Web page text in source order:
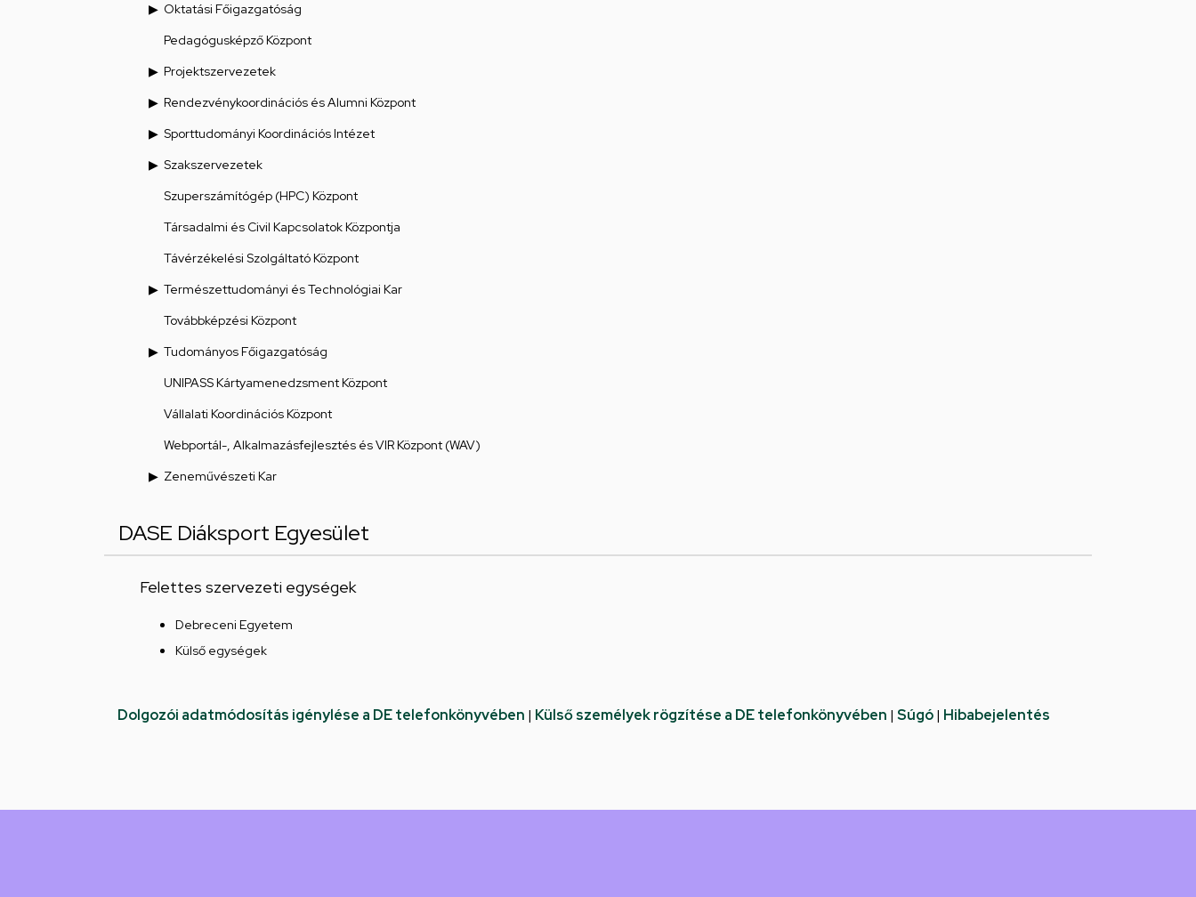
Oktatási Főigazgatóság
Pedagógusképző Központ
Projektszervezetek
Rendezvénykoordinációs és Alumni Központ
Sporttudományi Koordinációs Intézet
Szakszervezetek
Szuperszámítógép (HPC) Központ
Társadalmi és Civil Kapcsolatok Központja
Távérzékelési Szolgáltató Központ
Természettudományi és Technológiai Kar
Továbbképzési Központ
Tudományos Főigazgatóság
UNIPASS Kártyamenedzsment Központ
Vállalati Koordinációs Központ
Webportál-, Alkalmazásfejlesztés és VIR Központ (WAV)
Zeneművészeti Kar
DASE Diáksport Egyesület
Felettes szervezeti egységek
Debreceni Egyetem
Külső egységek
Dolgozói adatmódosítás igénylése a DE telefonkönyvében | Külső személyek rögzítése a DE telefonkönyvében | Súgó| Hibabejelentés